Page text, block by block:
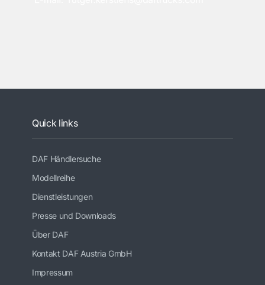
Quick links
DAF Händlersuche
Modellreihe
Dienstleistungen
Presse und Downloads
Über DAF
Kontakt DAF Austria GmbH
Impressum